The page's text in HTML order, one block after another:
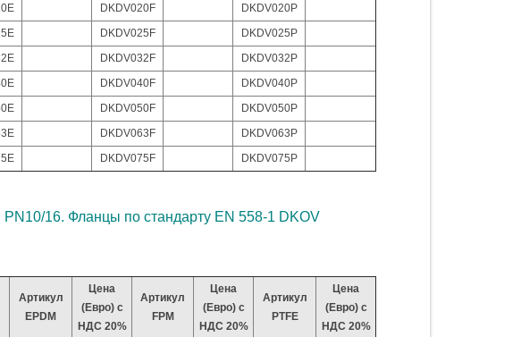
DKDV020F
DKDV020P
DKDV025F
DKDV025P
DKDV032F
DKDV032P
DKDV040F
DKDV040P
DKDV050F
DKDV050P
DKDV063F
DKDV063P
DKDV075F DKDV075P
16. Фланцы по стандарту EN 558-1 DKOV
Артикул
EPDM
Цена
(Евро) с
НДС 20%
Артикул
FPM
Цена
(Евро) с
НДС 20%
Артикул
PTFE
Цена
(Евро) с
НДС 20%